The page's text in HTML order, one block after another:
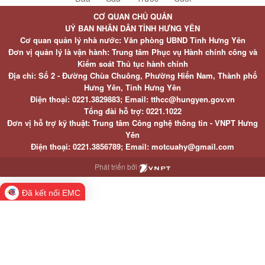
CƠ QUAN CHỦ QUẢN
UỶ BAN NHÂN DÂN TỈNH HƯNG YÊN
Cơ quan quản lý nhà nước: Văn phòng UBND Tỉnh Hưng Yên
Đơn vị quản lý là vận hành: Trung tâm Phục vụ Hành chính công và
Kiểm soát Thủ tục hành chính
Địa chỉ: Số 2 - Đường Chùa Chuông, Phường Hiến Nam, Thành phố
Hưng Yên, Tỉnh Hưng Yên
Điện thoại: 0221.3829883; Email: tthcc@hungyen.gov.vn
Tổng đài hỗ trợ: 0221.1022
Đơn vị hỗ trợ kỹ thuật: Trung tâm Công nghệ thông tin - VNPT Hưng
Yên
Điện thoại: 0221.3856789; Email: motcuahy@gmail.com
Phát triển bởi
Đã kết nối EMC